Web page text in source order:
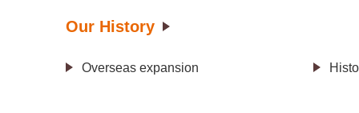
Our History
Overseas expansion